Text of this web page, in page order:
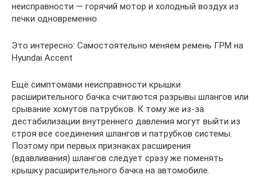
неисправности — горячий мотор и холодный воздух из
печки одновременно.
Это интересно: Самостоятельно меняем ремень ГРМ на
Hyundai Accent
Ещё симптомами неисправности крышки
расширительного бачка считаются разрывы шлангов или
срывание хомутов патрубков. К тому же из-за
дестабилизации внутреннего давления могут выйти из
строя все соединения шлангов и патрубков системы.
Поэтому при первых признаках расширения
(вдавливания) шлангов следует сразу же поменять
крышку расширительного бачка на автомобиле.